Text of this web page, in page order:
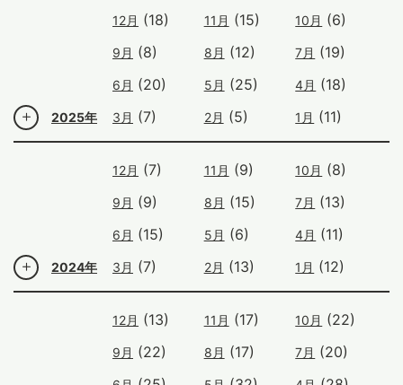
2025年
12月 (18) 11月 (15) 10月 (6)
9月 (8) 8月 (12) 7月 (19)
6月 (20) 5月 (25) 4月 (18)
3月 (7) 2月 (5) 1月 (11)
2024年
12月 (7) 11月 (9) 10月 (8)
9月 (9) 8月 (15) 7月 (13)
6月 (15) 5月 (6) 4月 (11)
3月 (7) 2月 (13) 1月 (12)
12月 (13) 11月 (17) 10月 (22)
9月 (22) 8月 (17) 7月 (20)